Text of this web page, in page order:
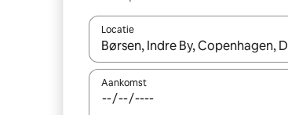
Locatie
Wanneer er suggesties
Aankomst